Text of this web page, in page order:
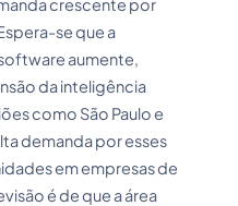
crescente por
se que a
aumente,
da inteligência
como São Paulo e
demanda por esses
em empresas de
é de que a área